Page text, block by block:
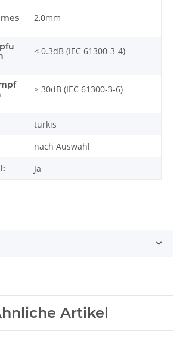
2,0mm
< 0.3dB (IEC 61300-3-4)
> 30dB (IEC 61300-3-6)
türkis
nach Auswahl
Ja
Artikel